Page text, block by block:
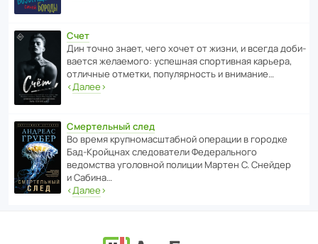
Счет
Дин точно знает, чего хочет от жизни, и всегда доби­
ва­ется жела­е­мого: успе­шная спор­ти­вная карьера,
отли­чные отметки, попу­ля­р­ность и внимание…
‹Далее›
Смертельный след
Во время круп­но­мас­ш­та­бной операции в городке
Бад‑Крой­цнах следо­ва­тели Феде­раль­ного
ведомства уголо­вной полиции Мартен С. Снейдер
и Сабина…
‹Далее›